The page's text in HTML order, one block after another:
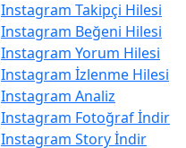
Instagram Takipçi Hilesi
Instagram Beğeni Hilesi
Instagram Yorum Hilesi
Instagram İzlenme Hilesi
Instagram Analiz
Instagram Fotoğraf İndir
Instagram Story İndir